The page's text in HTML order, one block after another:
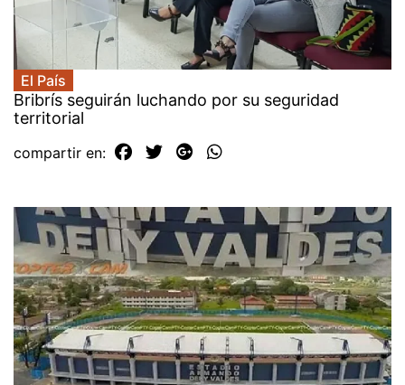
El País
Bribrís seguirán luchando por su seguridad
territorial
compartir en: